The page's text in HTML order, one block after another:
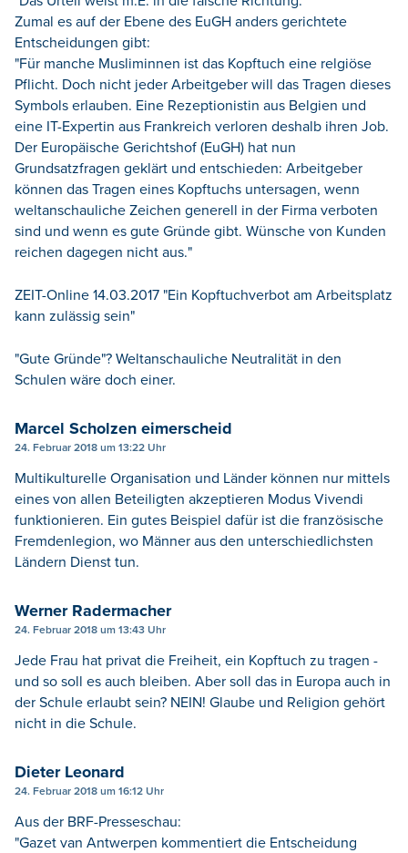
Zumal es auf der Ebene des EuGH anders gerichtete
Entscheidungen gibt:
"Für manche Musliminnen ist das Kopftuch eine relgiöse
Pflicht. Doch nicht jeder Arbeitgeber will das Tragen dieses
Symbols erlauben. Eine Rezeptionistin aus Belgien und
eine IT-Expertin aus Frankreich verloren deshalb ihren Job.
Der Europäische Gerichtshof (EuGH) hat nun
Grundsatzfragen geklärt und entschieden: Arbeitgeber
können das Tragen eines Kopftuchs untersagen, wenn
weltanschauliche Zeichen generell in der Firma verboten
sind und wenn es gute Gründe gibt. Wünsche von Kunden
reichen dagegen nicht aus."
ZEIT-Online 14.03.2017 "Ein Kopftuchverbot am Arbeitsplatz
kann zulässig sein"
"Gute Gründe"? Weltanschauliche Neutralität in den
Schulen wäre doch einer.
Marcel Scholzen eimerscheid
24. Februar 2018 um 13:22 Uhr
Multikulturelle Organisation und Länder können nur mittels
eines von allen Beteiligten akzeptieren Modus Vivendi
funktionieren. Ein gutes Beispiel dafür ist die französische
Fremdenlegion, wo Männer aus den unterschiedlichsten
Ländern Dienst tun.
Werner Radermacher
24. Februar 2018 um 13:43 Uhr
Jede Frau hat privat die Freiheit, ein Kopftuch zu tragen -
und so soll es auch bleiben. Aber soll das in Europa auch in
der Schule erlaubt sein? NEIN! Glaube und Religion gehört
nicht in die Schule.
Dieter Leonard
24. Februar 2018 um 16:12 Uhr
Aus der BRF-Presseschau:
"Gazet van Antwerpen kommentiert die Entscheidung